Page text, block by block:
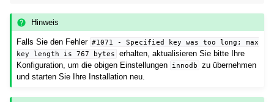
Hinweis
Falls Sie den Fehler #1071 - Specified key was too long;
max
key
length is 767 bytes
erhalten, aktualisieren Sie bitte Ihre
Konfiguration, um die obigen Einstellungen
innodb
zu übernehmen
und starten Sie Ihre Installation neu.